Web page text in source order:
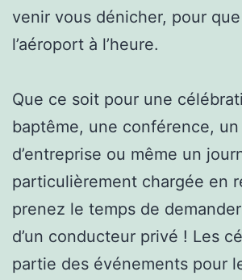
venir vous dénicher, pour
l’aéroport à l’heure.
Que ce soit pour une
baptême, une conférence, un
d’entreprise ou même un
particulièrement chargée en
prenez le temps de
d’un conducteur privé ! Les
partie des événements pour